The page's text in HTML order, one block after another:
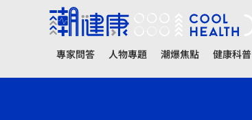
專家問答 人物專題 潮爆焦點 健康科普